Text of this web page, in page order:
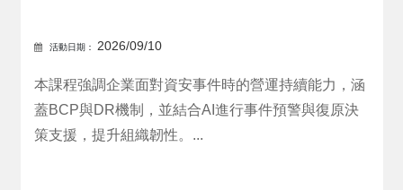
活動日期： 2026/09/10
本課程強調企業面對資安事件時的營運持續能力，涵
蓋BCP與DR機制，並結合AI進行事件預警與復原決
策支援，提升組織韌性。...